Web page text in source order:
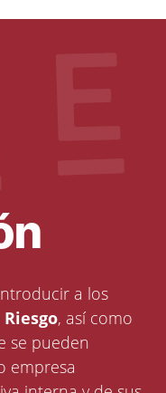
a los
Riesgo, así como
se pueden
empresa